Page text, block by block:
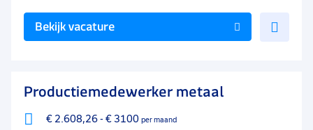
Bekijk vacature
Productiemedewerker metaal
€ 2.608,26- € 3100 per maand